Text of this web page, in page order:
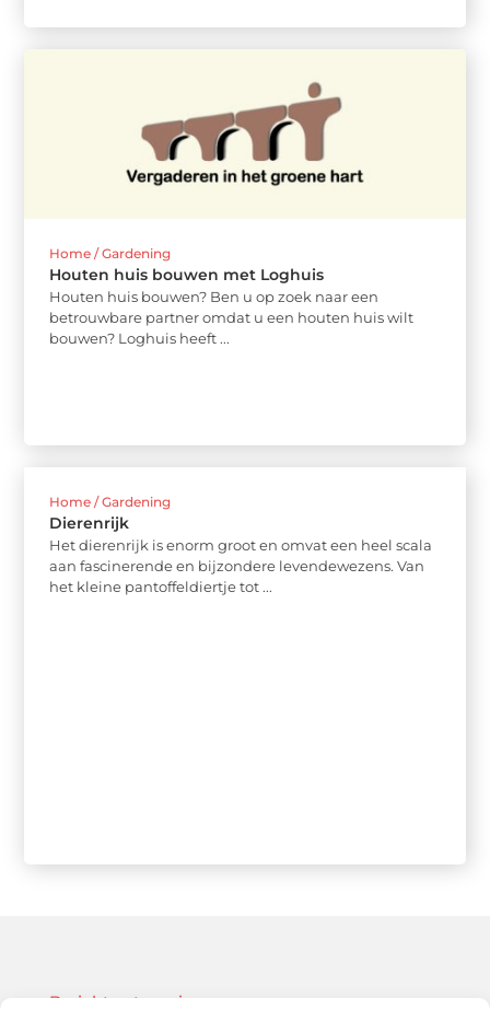
Home / Gardening
Houten huis bouwen met Loghuis
Houten huis bouwen? Ben u op zoek naar een
betrouwbare partner omdat u een houten huis wilt
bouwen? Loghuis heeft ...
Home / Gardening
Dierenrijk
Het dierenrijk is enorm groot en omvat een heel scala
aan fascinerende en bijzondere levendewezens. Van
het kleine pantoffeldiertje tot ...
Bericht categorie